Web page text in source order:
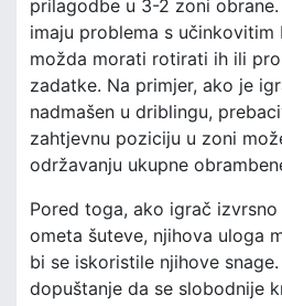
prilagodbe u 3-2 zoni
imaju problema s učinkovitim
možda morati rotirati ih ili
zadatke. Na primjer, ako je
nadmašen u driblingu,
zahtjevnu poziciju u zoni
održavanju ukupne
Pored toga, ako igrač
ometa šuteve, njihova uloga
bi se iskoristile njihove
dopuštanje da se slobodnije